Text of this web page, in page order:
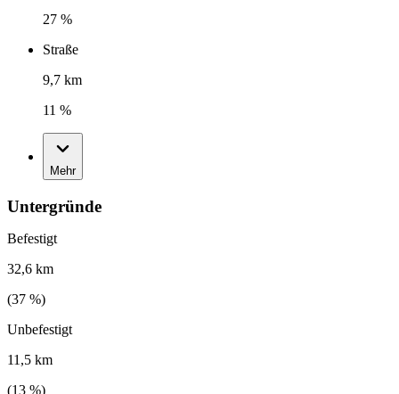
27 %
Straße
9,7 km
11 %
Mehr
Untergründe
Befestigt
32,6 km
(37 %)
Unbefestigt
11,5 km
(13 %)